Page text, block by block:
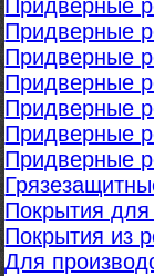
Придверные
Придверные
Придверные
Придверные
Придверные
Придверные
Придверные
Покрытия для
Покрытия из
Для